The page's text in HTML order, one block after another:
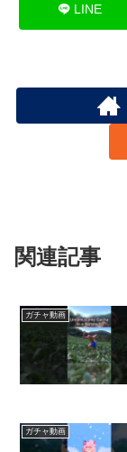
LINE
関連記事
ガチャ動画
ガチャ動画